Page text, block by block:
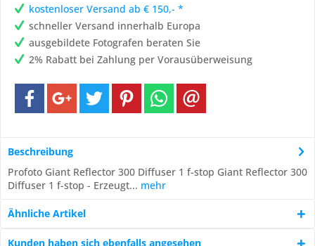
kostenloser Versand ab € 150,- *
schneller Versand innerhalb Europa
ausgebildete Fotografen beraten Sie
2% Rabatt bei Zahlung per Vorausüberweisung
Beschreibung
Profoto Giant Reflector 300 Diffuser 1 f-stop Giant Reflector 300
Diffuser 1 f-stop - Erzeugt... mehr
Ähnliche Artikel
Kunden haben sich ebenfalls angesehen